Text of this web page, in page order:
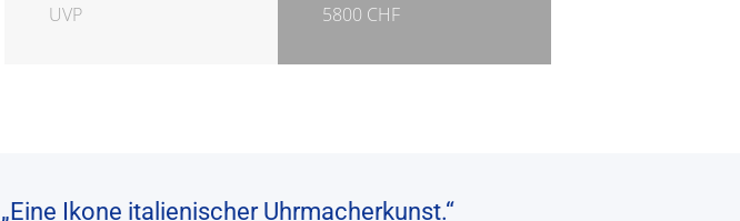
UVP
5800 CHF
„Eine Ikone italienischer Uhrmacherkunst.“